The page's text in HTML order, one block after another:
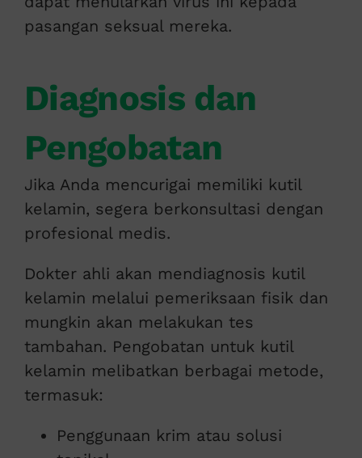
pasangan seksual mereka.
Diagnosis dan
Pengobatan
Jika Anda mencurigai memiliki kutil
kelamin, segera berkonsultasi dengan
profesional medis.
Dokter ahli akan mendiagnosis kutil
kelamin melalui pemeriksaan fisik dan
mungkin akan melakukan tes
tambahan. Pengobatan untuk kutil
kelamin melibatkan berbagai metode,
termasuk:
Penggunaan krim atau solusi